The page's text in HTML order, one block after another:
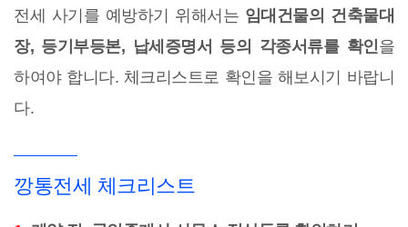
전세 사기를 예방하기 위해서는 임대건물의 건축물대
장, 등기부등본, 납세증명서 등의 각종서류를 확인을
하여야 합니다. 체크리스트로 확인을 해보시기 바랍니
다.
깡통전세 체크리스트